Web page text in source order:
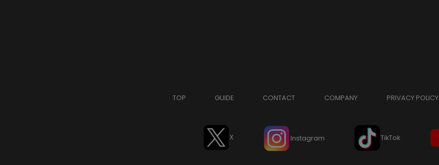
TOP GUIDE CONTACT COMPANY PRIVACY POLICY
X Instagram TikTok